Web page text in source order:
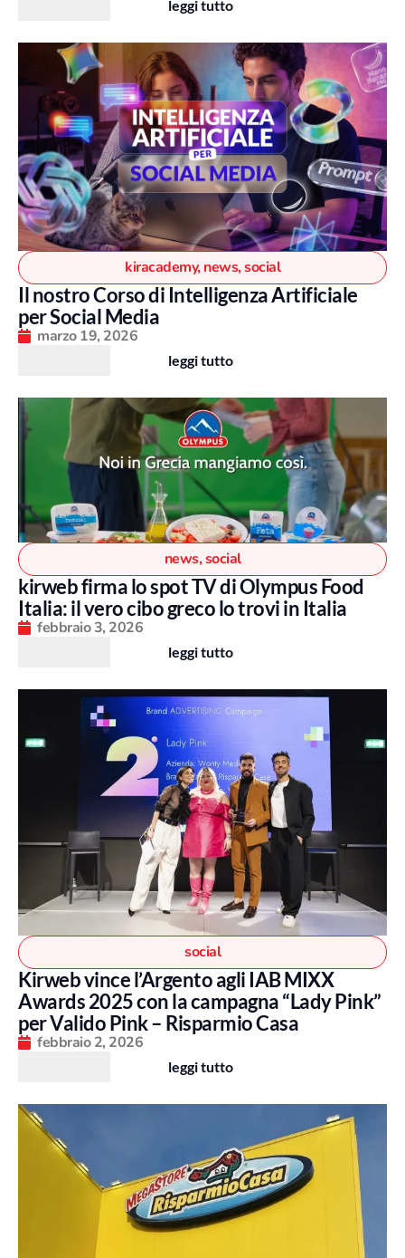
leggi tutto
kiracademy,news,social
Il nostro Corso di Intelligenza Artificiale
per Social Media
marzo 19, 2026
leggi tutto
news,social
kirweb firma lo spot TV di Olympus Food
Italia: il vero cibo greco lo trovi in Italia
febbraio 3, 2026
leggi tutto
social
Kirweb vince l’Argento agli IAB MIXX
Awards 2025 con la campagna “Lady Pink”
per Valido Pink – Risparmio Casa
febbraio 2, 2026
leggi tutto